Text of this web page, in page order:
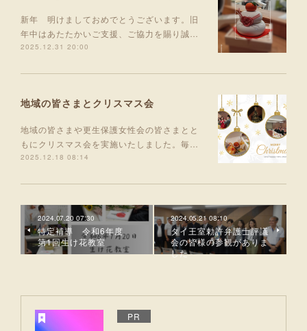
新年 明けましておめでとうございます。旧
年中はあたたかいご支援、ご協力を賜り誠…
2025.12.31 20:00
地域の皆さまとクリスマス会
地域の皆さまや更生保護女性会の皆さまとと
もにクリスマス会を実施いたしました。毎…
2025.12.18 08:14
2024.07.20 07:30
特定補導 令和6年度
第1回生け花教室
2024.05.21 08:10
タイ王室勅許弁護士評議
会の皆様の参観がありま
した
PR